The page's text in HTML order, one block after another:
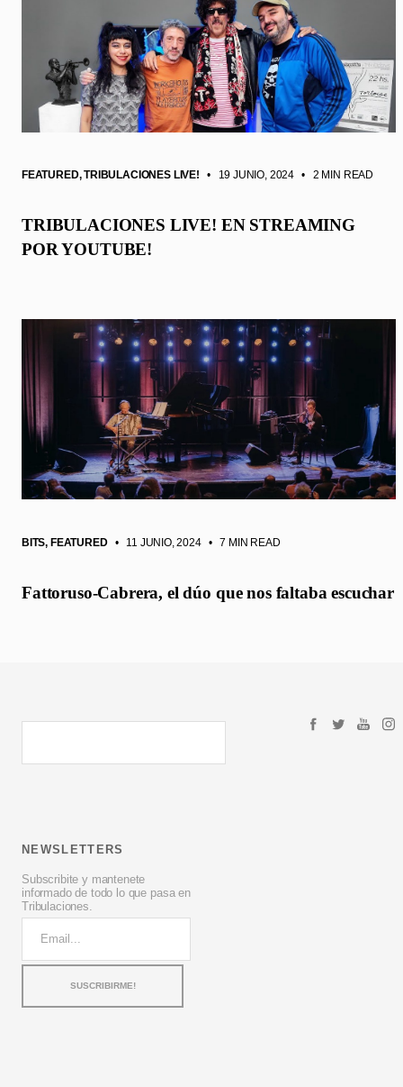
FEATURED,TRIBULACIONES LIVE! • 19 JUNIO, 2024 • 2 MIN READ
TRIBULACIONES LIVE! EN STREAMING
POR YOUTUBE!
BITS, FEATURED • 11 JUNIO, 2024 • 7 MIN READ
Fattoruso-Cabrera, el dúo que nos faltaba escuchar
NEWSLETTERS
Subscribite y mantenete
informado de todo lo que pasa en
Tribulaciones.